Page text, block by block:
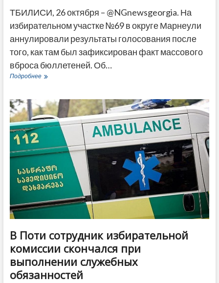
ТБИЛИСИ, 26 октября – @NGnewsgeorgia. На
избирательном участке №69 в округе Марнеули
аннулировали результаты голосования после
того, как там был зафиксирован факт массового
вброса бюллетеней. Об…
ПодробнееЦИК
результаты
выборов
на
участке,
произошел
вброс
бюллетеней
В Поти сотрудник избирательной
комиссии скончался при
выполнении служебных
обязанностей